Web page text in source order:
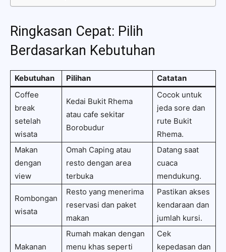
Ringkasan Cepat: Pilih
Berdasarkan Kebutuhan
Kebutuhan Pilihan
Catatan
Coffee
break
setelah
wisata
Kedai Bukit Rhema
atau cafe sekitar
Borobudur
Cocok untuk
jeda sore dan
rute Bukit
Rhema.
Makan
dengan
view
Omah Caping atau
resto dengan area
terbuka
Datang saat
cuaca
mendukung.
Rombongan
wisata
Resto yang menerima
reservasi dan paket
makan
Pastikan akses
kendaraan dan
jumlah kursi.
Makanan
Rumah makan dengan
menu khas seperti
Cek
kepedasan dan